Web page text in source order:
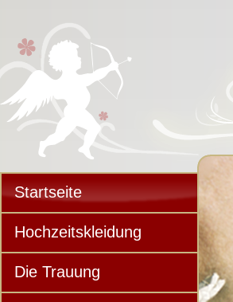
Startseite
Hochzeitskleidung
Die Trauung